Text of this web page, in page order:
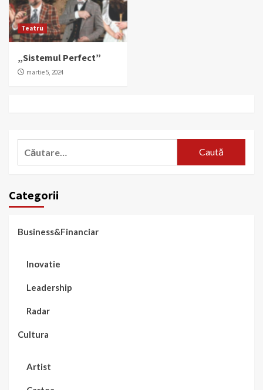
Teatru
„Sistemul Perfect”
martie 5, 2024
Categorii
Business&Financiar
Inovatie
Leadership
Radar
Cultura
Artist